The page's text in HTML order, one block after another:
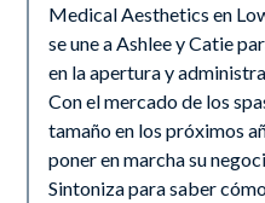
Medical Aesthetics en
se une a Ashlee y Catie
en la apertura y
Con el mercado de los
tamaño en los próximos
poner en marcha su
Sintoniza para saber